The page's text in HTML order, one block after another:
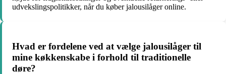
udvekslingspolitikker, når du køber jalousilåger online.
Hvad er fordelene ved at vælge jalousilåger til
mine køkkenskabe i forhold til traditionelle
døre?